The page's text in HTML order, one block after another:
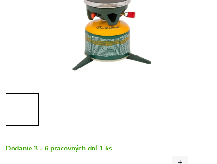
Dodanie 3 - 6 pracovných dní 1 ks